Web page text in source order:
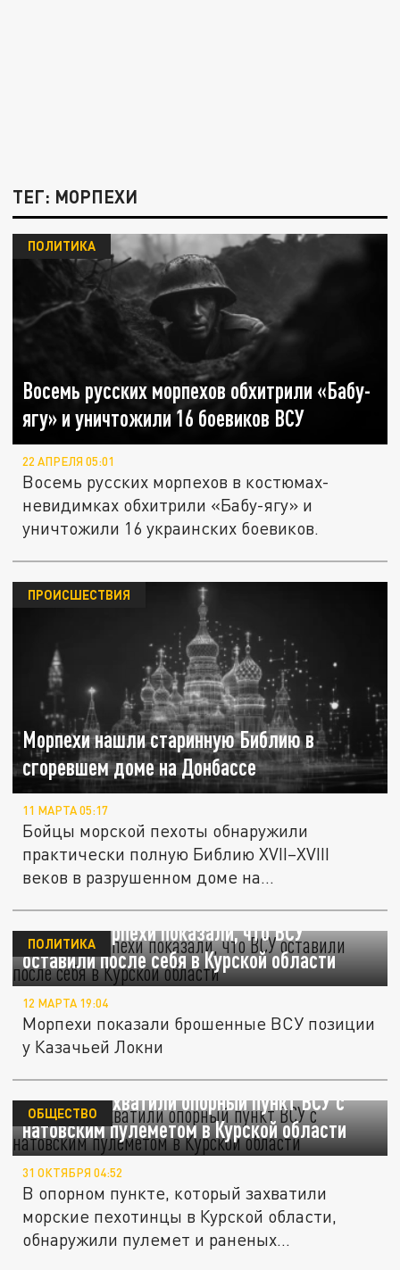
ТЕГ: МОРПЕХИ
Восемь русских морпехов обхитрили «Бабу-
ягу» и уничтожили 16 боевиков ВСУ
ПОЛИТИКА
22 АПРЕЛЯ 05:01
Восемь русских морпехов в костюмах-
невидимках обхитрили «Бабу-ягу» и
уничтожили 16 украинских боевиков.
Морпехи нашли старинную Библию в
сгоревшем доме на Донбассе
ПРОИСШЕСТВИЯ
11 МАРТА 05:17
Бойцы морской пехоты обнаружили
практически полную Библию XVII–XVIII
веков в разрушенном доме на
Русские морпехи показали, что ВСУ
оставили после себя в Курской области
ПОЛИТИКА
12 МАРТА 19:04
Морпехи показали брошенные ВСУ позиции
у Казачьей Локни
Морпехи захватили опорный пункт ВСУ с
натовским пулеметом в Курской области
ОБЩЕСТВО
31 ОКТЯБРЯ 04:52
В опорном пункте, который захватили
морские пехотинцы в Курской области,
обнаружили пулемет и раненых...